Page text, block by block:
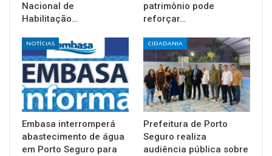
Nacional de
Habilitação…
patrimônio pode
reforçar…
NOTÍCIAS
Embasa interromperá
abastecimento de água
em Porto Seguro para
CIDADANIA
Prefeitura de Porto
Seguro realiza
audiência pública sobre